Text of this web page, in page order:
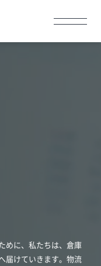
めに、私たちは、倉庫
届けていきます。物流